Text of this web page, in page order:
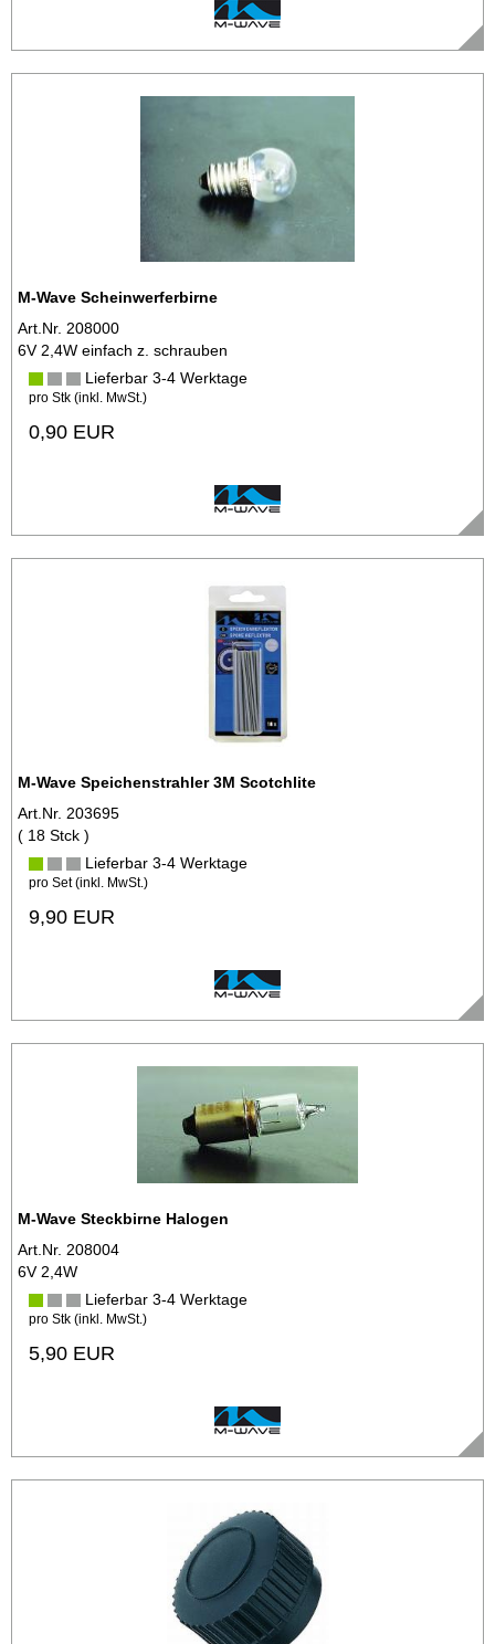
M-Wave Scheinwerferbirne
Art.Nr. 208000
6V 2,4W einfach z. schrauben
Lieferbar 3-4 Werktage
pro Stk (inkl. MwSt.)
0,90 EUR
M-Wave Speichenstrahler 3M Scotchlite
Art.Nr. 203695
( 18 Stck )
Lieferbar 3-4 Werktage
pro Set (inkl. MwSt.)
9,90 EUR
M-Wave Steckbirne Halogen
Art.Nr. 208004
6V 2,4W
Lieferbar 3-4 Werktage
pro Stk (inkl. MwSt.)
5,90 EUR